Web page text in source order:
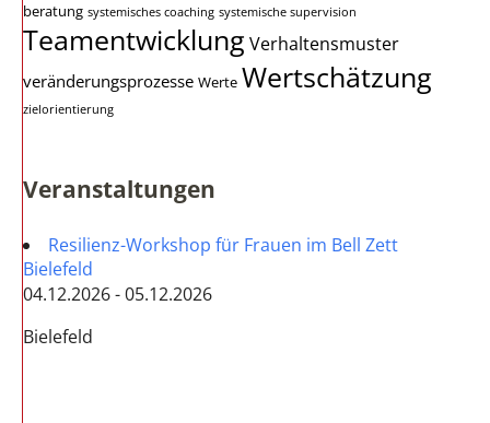
beratung systemisches coaching systemische supervision
Teamentwicklung Verhaltensmuster
veränderungsprozesse Werte Wertschätzung
zielorientierung
Veranstaltungen
Resilienz-Workshop für Frauen im Bell Zett
Bielefeld
04.12.2026 - 05.12.2026
Bielefeld